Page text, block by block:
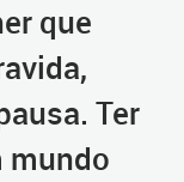
que
Ter
mundo